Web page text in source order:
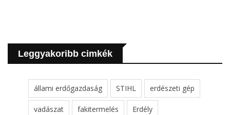
Leggyakoribb cimkék
állami erdőgazdaság STIHL erdészeti gép
vadászat fakitermelés Erdély